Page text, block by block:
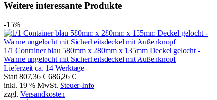
Weitere interessante Produkte
-15%
1/1 Container blau 580mm x 280mm x 135mm Deckel gelocht -
Wanne ungelocht mit Sicherheitsdeckel mit Außenknopf
Lieferzeit ca. 14 Werktage
Statt807,36 €686,26 €
inkl. 19 % MwSt. Steuer-Info
zzgl. Versandkosten